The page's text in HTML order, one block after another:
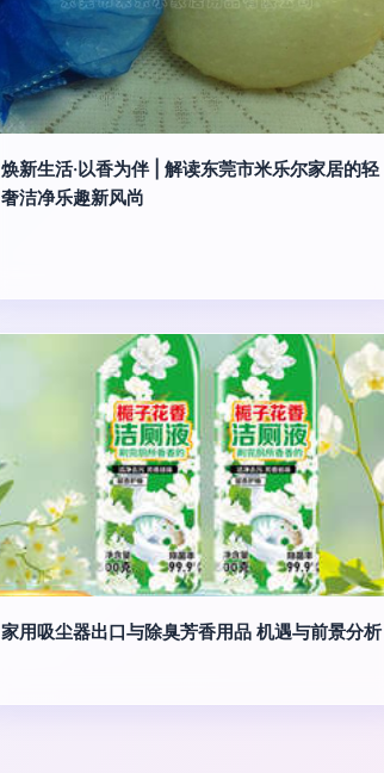
焕新生活·以香为伴 | 解读东莞市米乐尔家居的轻
奢洁净乐趣新风尚
家用吸尘器出口与除臭芳香用品 机遇与前景分析